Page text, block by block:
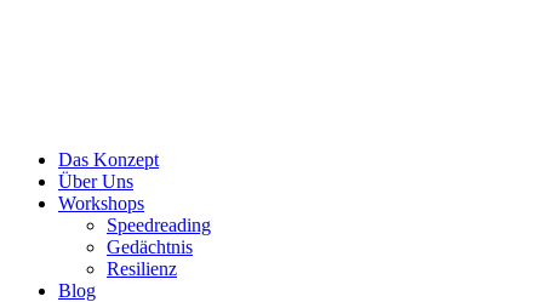
Das Konzept
Über Uns
Workshops
Speedreading
Gedächtnis
Resilienz
Blog